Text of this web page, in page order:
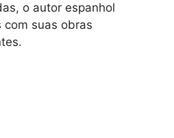
o autor espanhol
com suas obras